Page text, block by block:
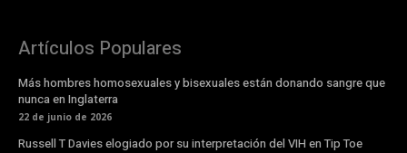
Artículos Populares
Más hombres homosexuales y bisexuales están donando sangre que
nunca en Inglaterra
22 de junio de 2026
Russell T Davies elogiado por su interpretación del VIH en Tip Toe